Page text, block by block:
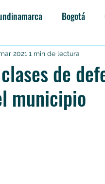
Bogotá
sin título
de
municipio
2021 1 min de lectura